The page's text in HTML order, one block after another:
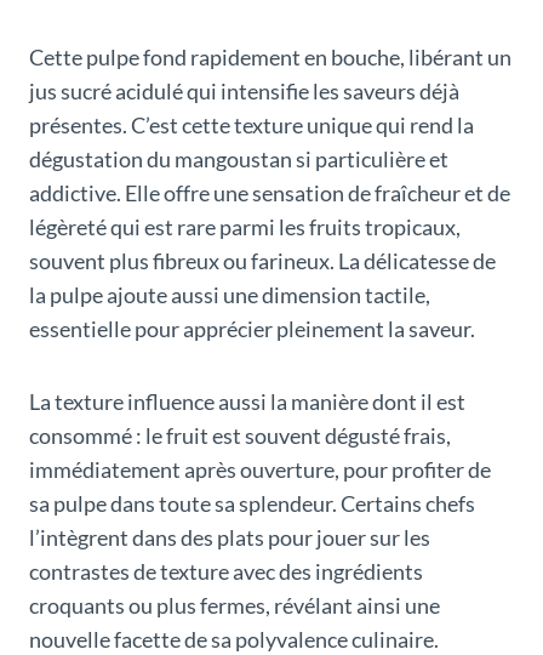
Cette pulpe fond rapidement en bouche, libérant un
jus sucré acidulé qui intensifie les saveurs déjà
présentes. C’est cette texture unique qui rend la
dégustation du mangoustan si particulière et
addictive. Elle offre une sensation de fraîcheur et de
légèreté qui est rare parmi les fruits tropicaux,
souvent plus fibreux ou farineux. La délicatesse de
la pulpe ajoute aussi une dimension tactile,
essentielle pour apprécier pleinement la saveur.
La texture influence aussi la manière dont il est
consommé : le fruit est souvent dégusté frais,
immédiatement après ouverture, pour profiter de
sa pulpe dans toute sa splendeur. Certains chefs
l’intègrent dans des plats pour jouer sur les
contrastes de texture avec des ingrédients
croquants ou plus fermes, révélant ainsi une
nouvelle facette de sa polyvalence culinaire.